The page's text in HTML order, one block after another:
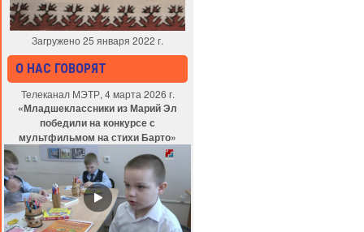
Загружено 25 января 2022 г.
О НАС ГОВОРЯТ
Телеканал МЭТР, 4 марта 2026 г.
«Младшеклассники из Марий Эл
победили на конкурсе с
мультфильмом на стихи Барто»